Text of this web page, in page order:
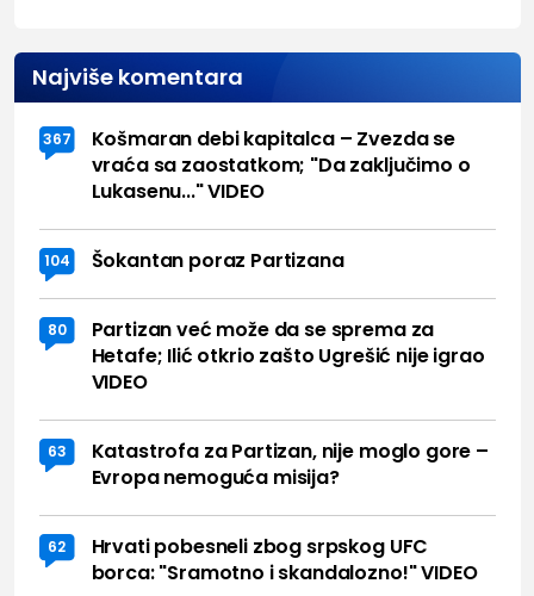
Najviše komentara
367
Košmaran debi kapitalca – Zvezda se
vraća sa zaostatkom; "Da zaključimo o
Lukasenu..." VIDEO
104 Šokantan poraz Partizana
80
Partizan već može da se sprema za
Hetafe; Ilić otkrio zašto Ugrešić nije igrao
VIDEO
63
Katastrofa za Partizan, nije moglo gore –
Evropa nemoguća misija?
62
Hrvati pobesneli zbog srpskog UFC
borca: "Sramotno i skandalozno!" VIDEO